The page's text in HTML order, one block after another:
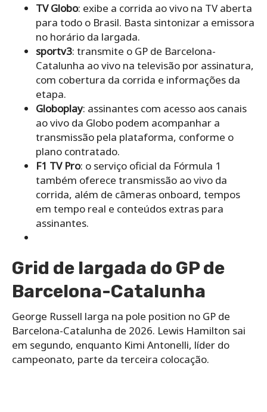
TV Globo: exibe a corrida ao vivo na TV aberta
para todo o Brasil. Basta sintonizar a emissora
no horário da largada.
sportv3: transmite o GP de Barcelona-
Catalunha ao vivo na televisão por assinatura,
com cobertura da corrida e informações da
etapa.
Globoplay: assinantes com acesso aos canais
ao vivo da Globo podem acompanhar a
transmissão pela plataforma, conforme o
plano contratado.
F1 TV Pro: o serviço oficial da Fórmula 1
também oferece transmissão ao vivo da
corrida, além de câmeras onboard, tempos
em tempo real e conteúdos extras para
assinantes.
Grid de largada do GP de
Barcelona-Catalunha
George Russell larga na pole position no GP de
Barcelona-Catalunha de 2026. Lewis Hamilton sai
em segundo, enquanto Kimi Antonelli, líder do
campeonato, parte da terceira colocação.